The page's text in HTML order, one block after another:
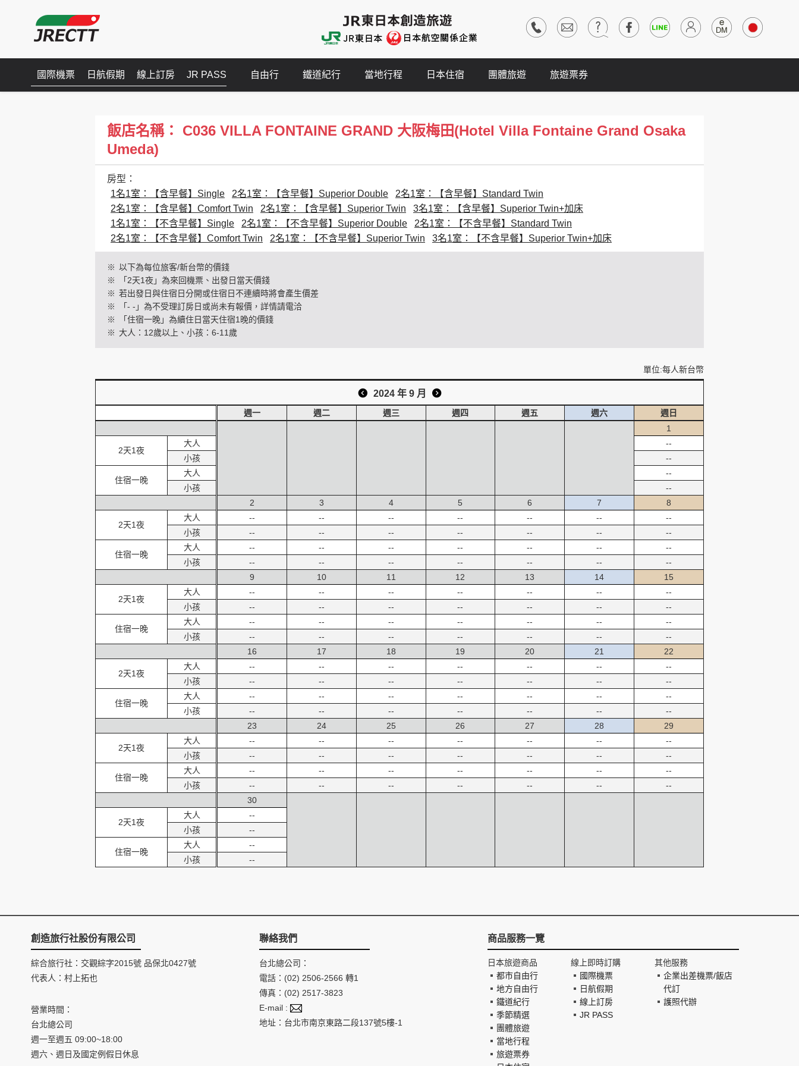
國際機票 日航假期 線上訂房 JR PASS 自由行 鐵道紀行 當地行程 日本住宿 團體旅遊 旅遊票券
飯店名稱： C036 VILLA FONTAINE GRAND 大阪梅田(Hotel Villa Fontaine Grand Osaka
Umeda)
房型：
1名1室：【含早餐】Single
2名1室：【含早餐】Superior Double
2名1室：【含早餐】Standard Twin
2名1室：【含早餐】Comfort Twin
2名1室：【含早餐】Superior Twin
3名1室：【含早餐】Superior Twin+加床
1名1室：【不含早餐】Single
2名1室：【不含早餐】Superior Double
2名1室：【不含早餐】Standard Twin
2名1室：【不含早餐】Comfort Twin
2名1室：【不含早餐】Superior Twin 3名1室：【不含早餐】Superior Twin+加床
※ 以下為每位旅客/新台幣的價錢
※
「2天1夜」為來回機票、出發日當天價錢
※ 若出發日與住宿日分開或住宿日不連續時將會產生價差
※
「- -」為不受理訂房日或尚未有報價，詳情請電洽
※
「住宿一晚」為續住日當天住宿1晚的價錢
※ 大人：12歲以上、小孩：6-11歲
單位:每人新台幣
2024 年 9 月
2天1夜
大人
小孩
住宿一晚
大人
小孩
2天1夜
大人
小孩
住宿一晚
大人
小孩
2天1夜
大人
小孩
住宿一晚
大人
小孩
2天1夜
大人
小孩
住宿一晚
大人
小孩
2天1夜
大人
小孩
住宿一晚
大人
小孩
2天1夜
大人
小孩
住宿一晚
大人
小孩
週一 週二 週三 週四 週五 週六
週日
1
--
--
--
--
2
--
--
--
--
3
--
--
--
--
4
--
--
--
--
5
--
--
--
--
6
--
--
--
--
7
--
--
--
--
8
--
--
--
--
9
--
--
--
--
10
--
--
--
--
11
--
--
--
--
12
--
--
--
--
13
--
--
--
--
14
--
--
--
--
15
--
--
--
--
16
--
--
--
--
17
--
--
--
--
18
--
--
--
--
19
--
--
--
--
20
--
--
--
--
21
--
--
--
--
22
--
--
--
--
23
--
--
--
--
24
--
--
--
--
25
--
--
--
--
26
--
--
--
--
27
--
--
--
--
28
--
--
--
--
29
--
--
--
--
30
--
--
--
--
創造旅行社股份有限公司
綜合旅行社：交觀綜字2015號 品保北0427號
代表人：村上拓也
營業時間：
台北總公司
週一至週五 09:00~18:00
週六、週日及國定例假日休息
聯絡我們
台北總公司：
電話：(02) 2506-2566 轉1
傳真：(02) 2517-3823
E-mail :
地址：台北市南京東路二段137號5樓-1
商品服務一覽
日本旅遊商品
都市自由行
地方自由行
鐵道紀行
季節精選
團體旅遊
當地行程
旅遊票券
線上即時訂購
國際機票
日航假期
線上訂房
JR PASS
其他服務
企業出差機票/飯店
代訂
護照代辦